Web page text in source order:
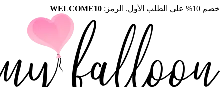
خصم 10% على الطلب الأول. الرمز: WELCOME10